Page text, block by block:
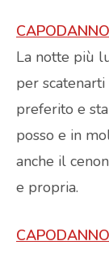
La notte più
per
preferito e
posso e in
anche il
e propria.